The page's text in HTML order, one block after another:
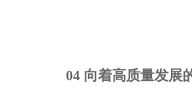
04 向着高质量发展